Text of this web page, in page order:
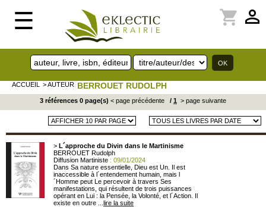
☰ perm_identity
shopping_cart
ACCUEIL > AUTEUR BERROUET RUDOLPH
3 références 0 page(s) < page précédente / 1 > page suivante
> L´approche du Divin dans le Martinisme
BERROUET Rudolph
Diffusion Martiniste : 09/01/2024
Dans Sa nature essentielle, Dieu est Un. Il est
inaccessible à l´entendement humain, mais l
´Homme peut Le percevoir à travers Ses
manifestations, qui résultent de trois puissances
opérant en Lui : la Pensée, la Volonté, et l´Action. Il
existe en outre ... lire la suite